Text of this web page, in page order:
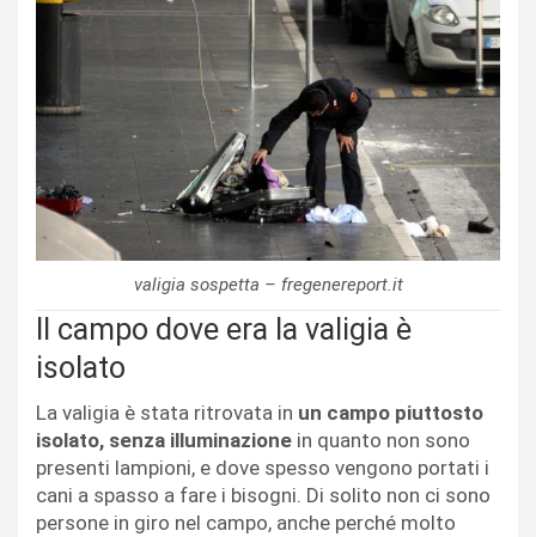
valigia sospetta – fregenereport.it
Il campo dove era la valigia è
isolato
La valigia è stata ritrovata in un campo piuttosto
isolato, senza illuminazione in quanto non sono
presenti lampioni, e dove spesso vengono portati i
cani a spasso a fare i bisogni. Di solito non ci sono
persone in giro nel campo, anche perché molto